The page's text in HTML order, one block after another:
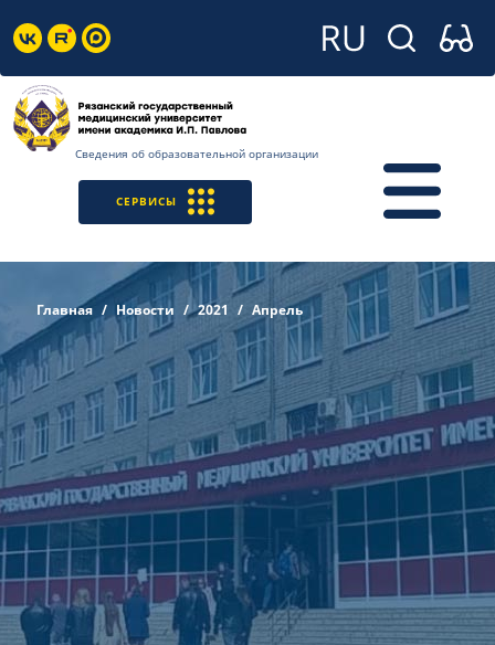
Сведения об образовательной организации
СЕРВИСЫ
Главная Новости 2021 Апрель